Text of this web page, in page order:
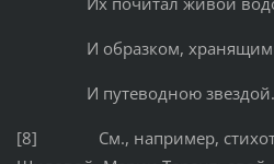
И образком, хранящим
И путеводною звездой.
[8] См., например,